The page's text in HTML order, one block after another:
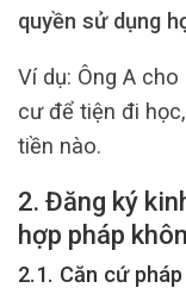
quyền sử dụng
Ví dụ: Ông A
cư để tiện đi
tiền nào.
2. Đăng ký
hợp pháp
2.1. Căn cứ